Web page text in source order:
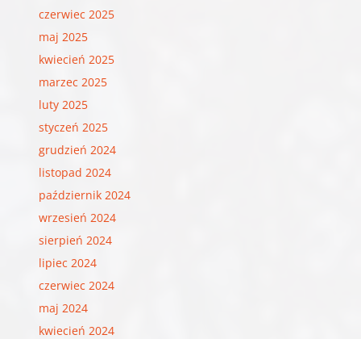
czerwiec 2025
maj 2025
kwiecień 2025
marzec 2025
luty 2025
styczeń 2025
grudzień 2024
listopad 2024
październik 2024
wrzesień 2024
sierpień 2024
lipiec 2024
czerwiec 2024
maj 2024
kwiecień 2024